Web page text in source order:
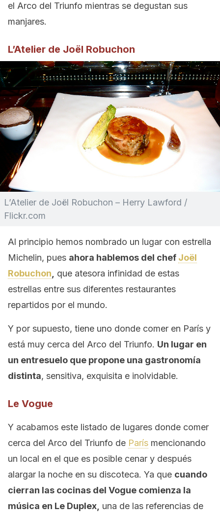
el Arco del Triunfo mientras se degustan sus
manjares.
L’Atelier de Joël Robuchon
L’Atelier de Joël Robuchon – Herry Lawford /
Flickr.com
Al principio hemos nombrado un lugar con estrella
Michelin, pues ahora hablemos del chef Joël
Robuchon
que atesora infinidad de estas
estrellas entre sus diferentes restaurantes
repartidos por el mundo.
Y por supuesto, tiene uno donde comer en París y
está muy cerca del Arco del Triunfo. Un lugar en
un entresuelo que propone una gastronomía
distinta, sensitiva, exquisita e inolvidable.
Le Vogue
Y acabamos este listado de lugares donde comer
cerca del Arco del Triunfo de París mencionando
un local en el que es posible cenar y después
alargar la noche en su discoteca. Ya que cuando
cierran las cocinas del Vogue comienza la
música en Le Duplex, una de las referencias de